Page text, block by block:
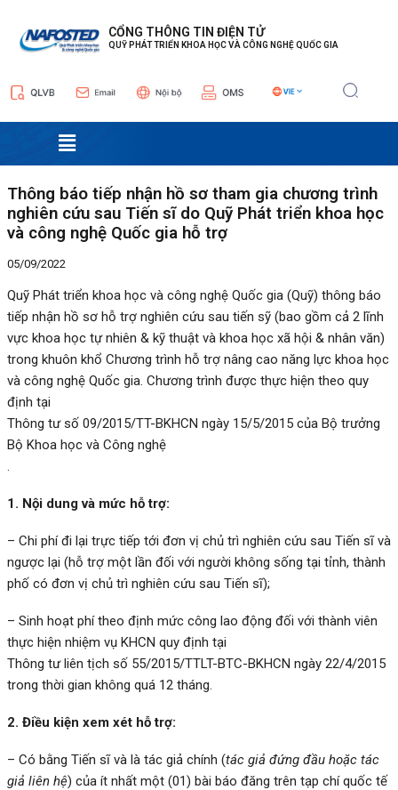
CỔNG THÔNG TIN ĐIỆN TỬ
QUỸ PHÁT TRIỂN KHOA HỌC VÀ CÔNG NGHỆ QUỐC GIA
Menu
Thông báo tiếp nhận hồ sơ tham gia chương trình
nghiên cứu sau Tiến sĩ do Quỹ Phát triển khoa học
và công nghệ Quốc gia hỗ trợ
05/09/2022
Quỹ Phát triển khoa học và công nghệ Quốc gia (Quỹ) thông báo
tiếp nhận hồ sơ hỗ trợ nghiên cứu sau tiến sỹ (bao gồm cả 2 lĩnh
vực khoa học tự nhiên & kỹ thuật và khoa học xã hội & nhân văn)
trong khuôn khổ Chương trình hỗ trợ nâng cao năng lực khoa học
và công nghệ Quốc gia. Chương trình được thực hiện theo quy
định tại
Thông tư số 09/2015/TT-BKHCN ngày 15/5/2015 của Bộ trưởng
Bộ Khoa học và Công nghệ
.
1. Nội dung và mức hỗ trợ:
– Chi phí đi lại trực tiếp tới đơn vị chủ trì nghiên cứu sau Tiến sĩ và
ngược lại (hỗ trợ một lần đối với người không sống tại tỉnh, thành
phố có đơn vị chủ trì nghiên cứu sau Tiến sĩ);
– Sinh hoạt phí theo định mức công lao động đối với thành viên
thực hiện nhiệm vụ KHCN quy định tại
Thông tư liên tịch số 55/2015/TTLT-BTC-BKHCN ngày 22/4/2015
trong thời gian không quá 12 tháng.
2. Điều kiện xem xét hỗ trợ:
– Có bằng Tiến sĩ và là tác giả chính (tác giả đứng đầu hoặc tác
giả liên hệ) của ít nhất một (01) bài báo đăng trên tạp chí quốc tế
hướng
bài